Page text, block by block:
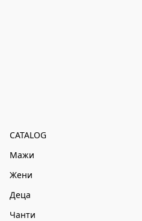
CATALOG
Мажи
Жени
Деца
Чанти